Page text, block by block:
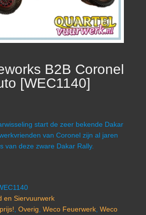
B2B Coronel
[WEC1140]
start de zeer bekende Dakar
van Coronel zijn al jaren
van deze zware Dakar Rally.
en Siervuurwerk
Overig Weco Feuerwerk Weco